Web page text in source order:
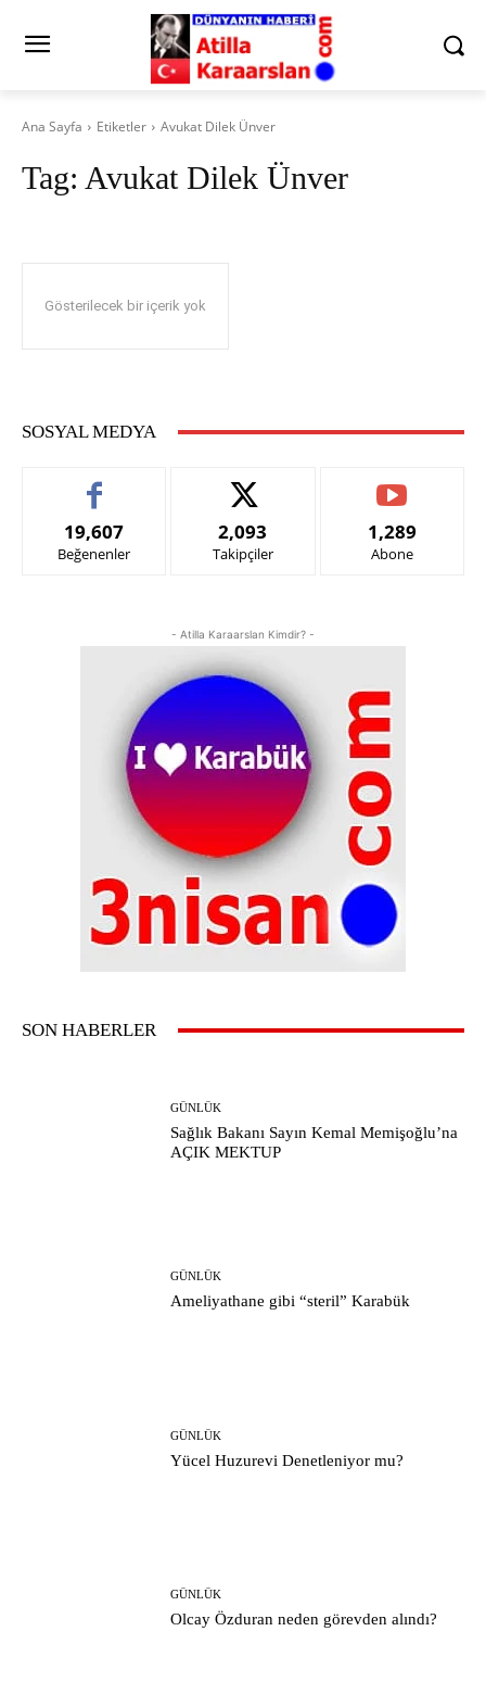
Ana Sayfa Etiketler Avukat Dilek Ünver
Tag: Avukat Dilek Ünver
Gösterilecek bir içerik yok
SOSYAL MEDYA
19,607
Beğenenler
2,093
Takipçiler
1,289
Abone
- Atilla Karaarslan Kimdir? -
SON HABERLER
GÜNLÜK
Sağlık Bakanı Sayın Kemal Memişoğlu’na
AÇIK MEKTUP
GÜNLÜK
Ameliyathane gibi “steril” Karabük
GÜNLÜK
Yücel Huzurevi Denetleniyor mu?
GÜNLÜK
Olcay Özduran neden görevden alındı?